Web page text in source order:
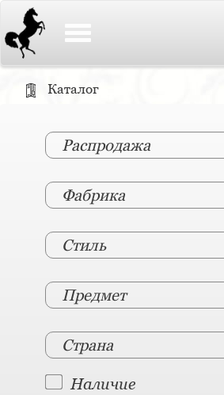
Каталог
Распродажа
Фабрика
Стиль
Предмет
Страна
Наличие